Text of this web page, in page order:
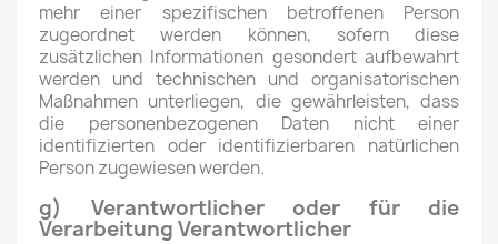
mehr einer spezifischen betroffenen Person
zugeordnet werden können, sofern diese
zusätzlichen Informationen gesondert aufbewahrt
werden und technischen und organisatorischen
Maßnahmen unterliegen, die gewährleisten, dass
die personenbezogenen Daten nicht einer
identifizierten oder identifizierbaren natürlichen
Person zugewiesen werden.
g) Verantwortlicher oder für die
Verarbeitung Verantwortlicher